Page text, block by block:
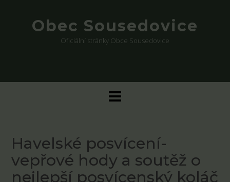
Obec Sousedovice
Oficiální stránky Obce Sousedovice
Havelské posvícení-
vepřové hody a soutěž o
nejlepší posvícenský koláč